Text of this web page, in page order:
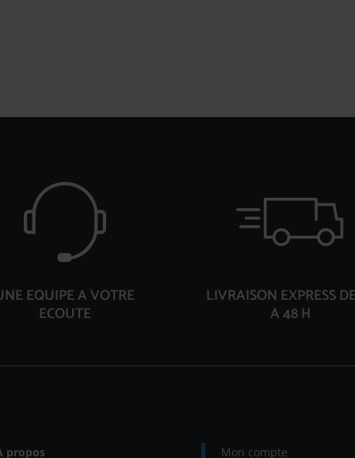
EQUIPE A VOTRE
ECOUTE
LIVRAISON EXPRESS
A 48 H
propos Mon compte